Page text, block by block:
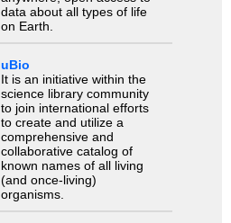
data about all types of life
on Earth.
uBio
It is an initiative within the
science library community
to join international efforts
to create and utilize a
comprehensive and
collaborative catalog of
known names of all living
(and once-living)
organisms.